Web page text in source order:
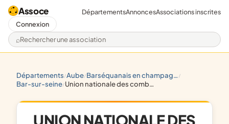
Assoce
Rechercher une association
DépartementsAnnoncesAssociations inscrites
Connexion
départements/ aube/ barséquanais en champagne /
bar-sur-seine/ union nationale des combattants de l'aube u n c a f n - section de bar sur seine
UNION NATIONALE DES